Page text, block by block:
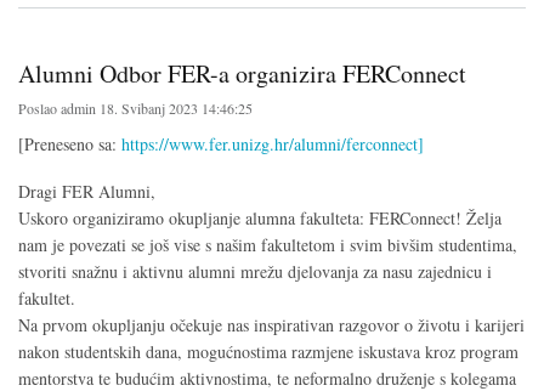
Alumni Odbor FER-a organizira FERConnect
Poslaoadmin 18. Svibanj 2023 14:46:25
[Preneseno sa: https://www.fer.unizg.hr/alumni/ferconnect]
Dragi FER Alumni,
Uskoro organiziramo okupljanje alumna fakulteta: FERConnect! Želja
nam je povezati se još vise s našim fakultetom i svim bivšim studentima,
stvoriti snažnu i aktivnu alumni mrežu djelovanja za nasu zajednicu i
fakultet.
Na prvom okupljanju očekuje nas inspirativan razgovor o životu i karijeri
nakon studentskih dana, mogućnostima razmjene iskustava kroz program
mentorstva te budućim aktivnostima, te neformalno druženje s kolegama